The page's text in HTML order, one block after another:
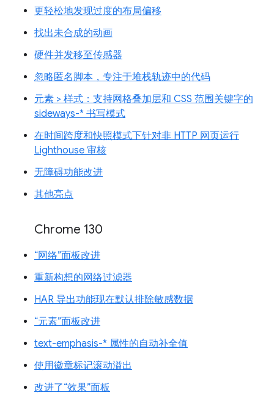
更轻松地发现过度的布局偏移
找出未合成的动画
硬件并发移至传感器
忽略匿名脚本，专注于堆栈轨迹中的代码
元素 > 样式：支持网格叠加层和 CSS 范围关键字的
sideways-* 书写模式
在时间跨度和快照模式下针对非 HTTP 网页运行
Lighthouse 审核
无障碍功能改进
其他亮点
Chrome 130
“网络”面板改进
重新构想的网络过滤器
HAR 导出功能现在默认排除敏感数据
“元素”面板改进
text-emphasis-* 属性的自动补全值
使用徽章标记滚动溢出
改进了“效果”面板